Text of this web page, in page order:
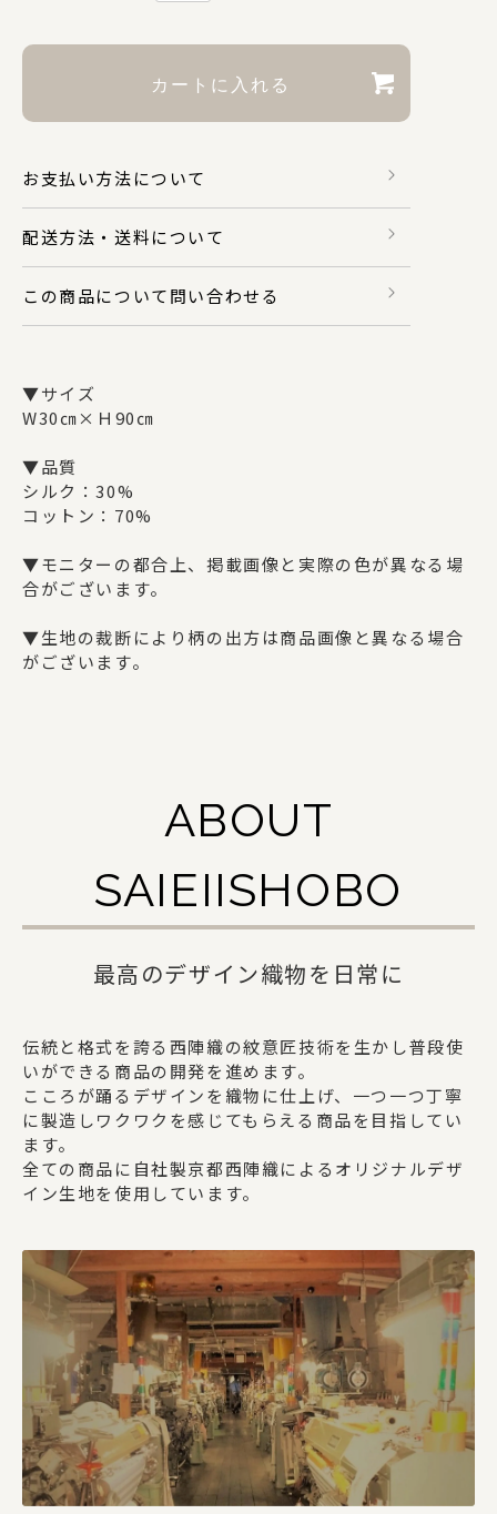
財布・カードケース
バッグ
その他
ギフトセット
西栄について
オリジナルグッズ・記念品を作りたい方へ
ご利用ガイド
お支払い方法について
配送方法・送料について
この商品について問い合わせる
▼サイズ
W30㎝×Ｈ90㎝
▼品質
シルク：30%
コットン：70%
▼モニターの都合上、掲載画像と実際の色が異なる場
合がございます。
▼生地の裁断により柄の出方は商品画像と異なる場合
がございます。
ABOUT
SAIEIISHOBO
最高のデザイン織物を日常に
伝統と格式を誇る西陣織の紋意匠技術を生かし普段使
いができる商品の開発を進めます。
こころが踊るデザインを織物に仕上げ、一つ一つ丁寧
に製造しワクワクを感じてもらえる商品を目指してい
ます。
全ての商品に自社製京都西陣織によるオリジナルデザ
イン生地を使用しています。